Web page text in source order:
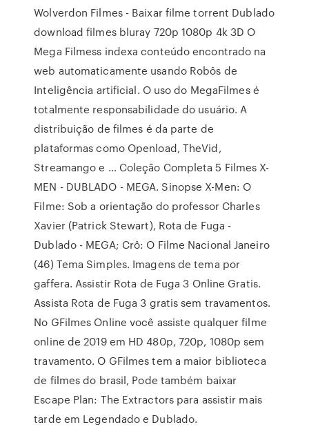
Wolverdon Filmes - Baixar filme torrent Dublado
download filmes bluray 720p 1080p 4k 3D O
Mega Filmess indexa conteúdo encontrado na
web automaticamente usando Robôs de
Inteligência artificial. O uso do MegaFilmes é
totalmente responsabilidade do usuário. A
distribuição de filmes é da parte de
plataformas como Openload, TheVid,
Streamango e … Coleção Completa 5 Filmes X-
MEN - DUBLADO - MEGA. Sinopse X-Men: O
Filme: Sob a orientação do professor Charles
Xavier (Patrick Stewart), Rota de Fuga -
Dublado - MEGA; Crô: O Filme Nacional Janeiro
(46) Tema Simples. Imagens de tema por
gaffera. Assistir Rota de Fuga 3 Online Gratis.
Assista Rota de Fuga 3 gratis sem travamentos.
No GFilmes Online você assiste qualquer filme
online de 2019 em HD 480p, 720p, 1080p sem
travamento. O GFilmes tem a maior biblioteca
de filmes do brasil, Pode também baixar
Escape Plan: The Extractors para assistir mais
tarde em Legendado e Dublado.